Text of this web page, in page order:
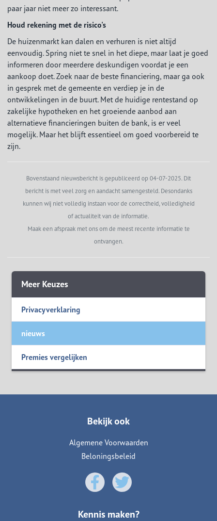
paar jaar niet meer zo interessant.
Houd rekening met de risico's
De huizenmarkt kan dalen en verhuren is niet altijd
eenvoudig. Spring niet te snel in het diepe, maar laat je goed
informeren door meerdere deskundigen voordat je een
aankoop doet. Zoek naar de beste financiering, maar ga ook
in gesprek met de gemeente en verdiep je in de
ontwikkelingen in de buurt. Met de huidige rentestand op
zakelijke hypotheken en het groeiende aanbod aan
alternatieve financieringen buiten de bank, is er veel
mogelijk. Maar het blijft essentieel om goed voorbereid te
zijn.
Bovenstaand nieuwsbericht is gepubliceerd op 04-07-2025. Dit
bericht is met veel zorg en aandacht samengesteld. Desondanks
kunnen wij niet volledig instaan voor de correctheid, volledigheid
of actualiteit van de informatie.
Maak een afspraak met ons om de meest recente informatie te
ontvangen.
Meer Keuzes
Privacyverklaring
nieuws
Premies vergelijken
Bekijk ook
Algemene Voorwaarden
Beloningsbeleid
Kennis maken?